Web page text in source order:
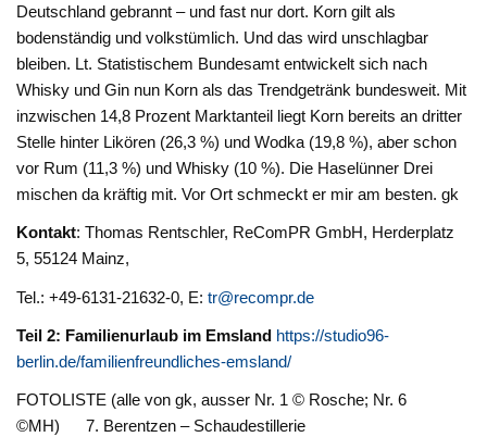
Deutschland gebrannt – und fast nur dort. Korn gilt als
bodenständig und volkstümlich. Und das wird unschlagbar
bleiben. Lt. Statistischem Bundesamt entwickelt sich nach
Whisky und Gin nun Korn als das Trendgetränk bundesweit. Mit
inzwischen 14,8 Prozent Marktanteil liegt Korn bereits an dritter
Stelle hinter Likören (26,3 %) und Wodka (19,8 %), aber schon
vor Rum (11,3 %) und Whisky (10 %). Die Haselünner Drei
mischen da kräftig mit. Vor Ort schmeckt er mir am besten. gk
Kontakt: Thomas Rentschler, ReComPR GmbH, Herderplatz
5, 55124 Mainz,
Tel.: +49-6131-21632-0, E:tr@recompr.de
Teil 2: Familienurlaub im Emsland https://studio96-
berlin.de/familienfreundliches-emsland/
FOTOLISTE (alle von gk, ausser Nr. 1 © Rosche; Nr. 6
©MH) 7. Berentzen – Schaudestillerie